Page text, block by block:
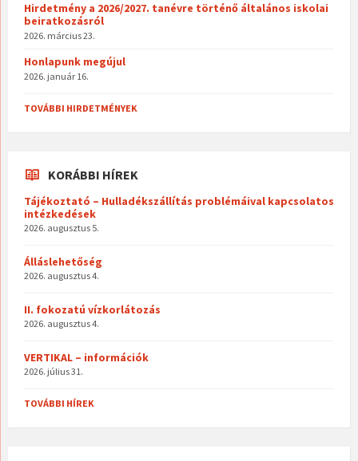
Hirdetmény a 2026/2027. tanévre történő általános iskolai
beiratkozásról
2026. március 23.
Honlapunk megújul
2026. január 16.
TOVÁBBI HIRDETMÉNYEK
KORÁBBI HÍREK
Tájékoztató – Hulladékszállítás problémáival kapcsolatos
intézkedések
2026. augusztus 5.
Álláslehetőség
2026. augusztus 4.
II. fokozatú vízkorlátozás
2026. augusztus 4.
VERTIKAL – információk
2026. július 31.
TOVÁBBI HÍREK